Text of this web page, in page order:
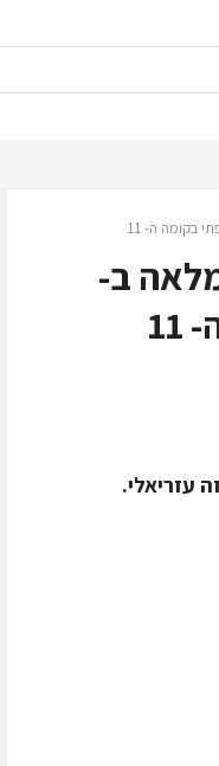
זוגית מלאה ב-
במלון קראון פלזה עזריאלי.